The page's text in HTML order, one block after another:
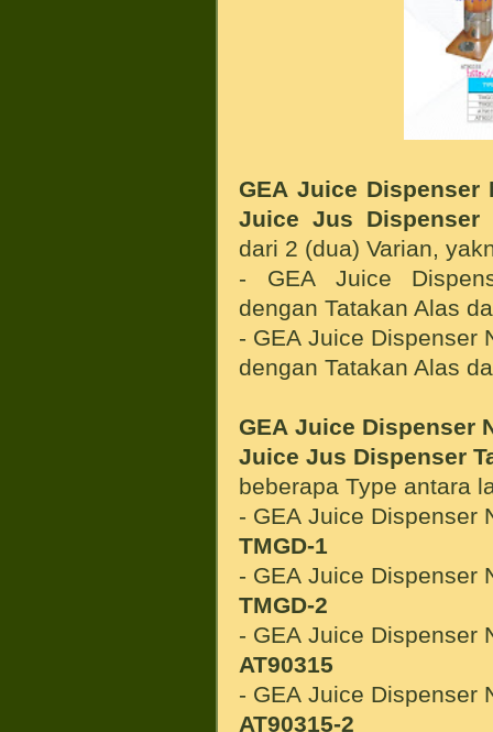
GEAJuice Dispenser
Juice Jus Dispenser
dari 2 (dua) Varian,
- GEA Juice
dengan Tatakan Alas
- GEA Juice Dispenser
dengan Tatakan Alas
GEAJuice Dispenser
Juice Jus Dispenser
beberapa Type antara
- GEA Juice Dispenser
TMGD-1
- GEA Juice Dispenser
TMGD-2
- GEA Juice Dispenser
AT90315
- GEA Juice Dispenser
AT90315-2